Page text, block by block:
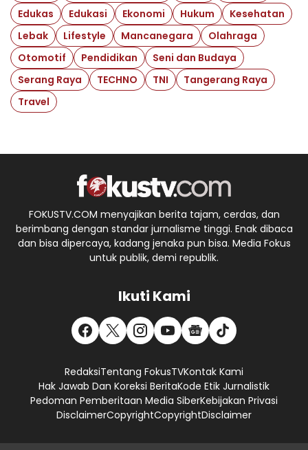
Edukas
Edukasi Ekonomi Hukum
Kesehatan
Lebak
Lifestyle Mancanegara
Olahraga
Otomotif
Pendidikan
Seni dan Budaya
Serang Raya
TECHNO TNI
Tangerang Raya
Travel
FOKUSTV.COM menyajikan berita tajam, cerdas, dan
berimbang dengan standar jurnalisme tinggi. Enak dibaca
dan bisa dipercaya, kadang jenaka pun bisa. Media Fokus
untuk publik, demi republik.
Ikuti Kami
RedaksiTentang FokusTVKontak Kami
Hak Jawab Dan Koreksi BeritaKode Etik Jurnalistik
Pedoman Pemberitaan Media SiberKebijakan Privasi
DisclaimerCopyrightCopyrightDisclaimer